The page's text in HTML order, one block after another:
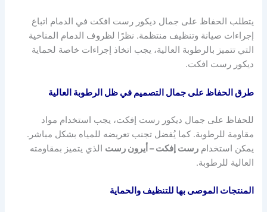
يتطلب الحفاظ على جمال ديكور رست افكت في الدمام اتباع
إجراءات صيانة وتنظيف منتظمة. نظرًا لظروف الدمام المناخية
التي تتميز بالرطوبة العالية، يجب اتخاذ إجراءات خاصة لحماية
ديكور رست افكت.
طرق الحفاظ على جمال التصميم في ظل الرطوبة العالية
للحفاظ على جمال ديكور رست إفكت، يجب استخدام مواد
مقاومة للرطوبة. كما يُفضل تجنب تعريضه للمياه بشكل مباشر.
يمكن استخدامرست إفكت – أيرون رست الذي يتميز بمقاومته
العالية للرطوبة.
المنتجات الموصى بها للتنظيف والحماية